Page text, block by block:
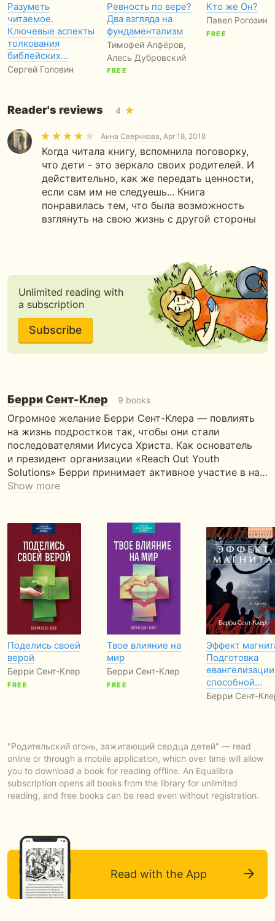
Разуметь
читаемое.
Ключевые аспекты
толкования
библейских…
Сергей Головин
Ревность по вере?
Два взгляда на
фундаментализм
Тимофей Алфёров,
Алесь Дубровский
FREE
Кто же Он?
Павел Рогозин
FREE
Reader's reviews 4
Анна Сверчкова, Apr 18, 2018
Когда читала книгу, вспомнила поговорку,
что дети - это зеркало своих родителей. И
действительно, как же передать ценности,
если сам им не следуешь... Книга
понравилась тем, что была возможность
взглянуть на свою жизнь с другой стороны
Unlimited reading with
a subscription
Subscribe
Берри Сент-Клер 9 books
Огромное желание Берри Сент-Клера — повлиять
на жизнь подростков так, чтобы они стали
последователями Иисуса Христа. Как основатель
и президент организации «Reach Out Youth
Solutions» Берри принимает активное участие в на…
Show more
Поделись своей
верой
Берри Сент-Клер
FREE
Твое влияние на
мир
Берри Сент-Клер
FREE
Эффект
Подготовка
способной…
Берри Сент-
"Родительский огонь, зажигающий сердца детей" — read
online or through a mobile application, which over time will allow
you to download a book for reading offline. An Equalibra
subscription opens all books from the library for unlimited
reading, and free books can be read even without registration.
Read with the App